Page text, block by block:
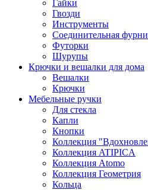
Гайки
Гвозди
Инструменты
Соединительная
Футорки
Шурупы
Крючки и вешалки для дома
Вешалки
Крючки
Мебельные ручки
Для стекла
Капли
Кнопки
Коллекция
Коллекция ATIPICA
Коллекция Atomo
Коллекция Геометрия
Кольца